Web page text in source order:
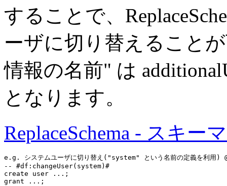
することで、
ーザに切り替えること
情報の名前" は
となります。
ReplaceSchema - スキー
e.g. システムユーザに切り替え("system" という名前の定義を利
-- #df:changeUser(system)#
create user
grant